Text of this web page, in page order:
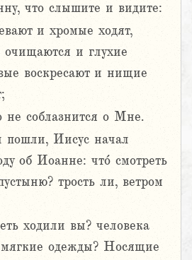
что слышите и видите:
и хромые ходят,
и глухие
воскресают и нищие
не соблазнится о Мне.
пошли, Иисус начал
об Иоанне: что́ смотреть
трость ли, ветром
ходили вы? человека
мягкие одежды? Носящие